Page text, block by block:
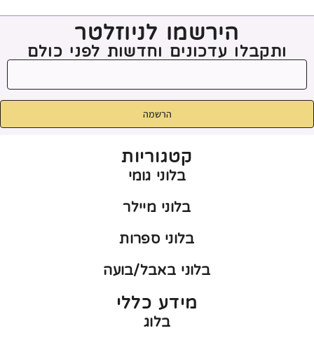
הירשמו לניוזלטר
ותקבלו עדכונים וחדשות לפני כולם
הרשמה
קטגוריות
בלוני גומי
בלוני מיילר
בלוני ספרות
בלוני באבל/בועה
מידע כללי
בלוג